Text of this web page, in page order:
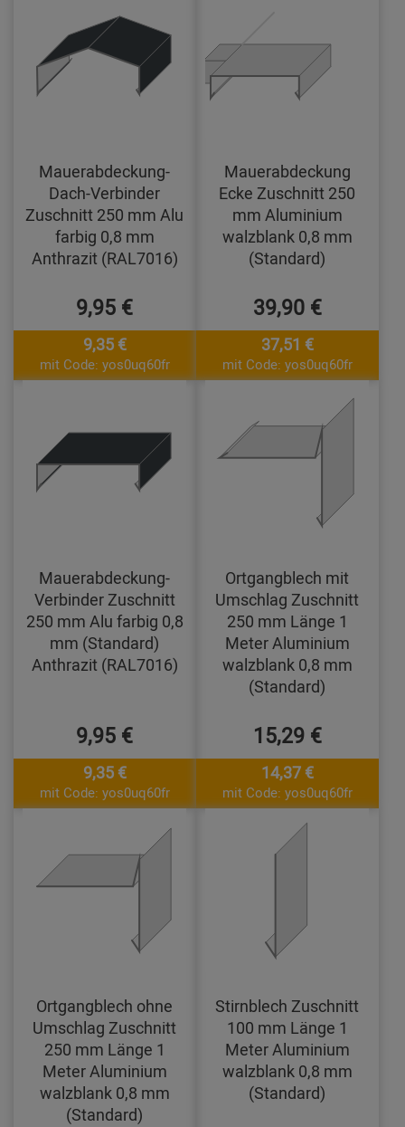
Mauerabdeckung-
Dach-Verbinder
Zuschnitt 250 mm Alu
farbig 0,8 mm
Anthrazit (RAL7016)
9,95 €
9,35 €
mit Code: yos0uq60fr
Mauerabdeckung
Ecke Zuschnitt 250
mm Aluminium
walzblank 0,8 mm
(Standard)
39,90 €
37,51 €
mit Code: yos0uq60fr
Mauerabdeckung-
Verbinder Zuschnitt
250 mm Alu farbig 0,8
mm (Standard)
Anthrazit (RAL7016)
9,95 €
9,35 €
mit Code: yos0uq60fr
Ortgangblech mit
Umschlag Zuschnitt
250 mm Länge 1
Meter Aluminium
walzblank 0,8 mm
(Standard)
15,29 €
14,37 €
mit Code: yos0uq60fr
Ortgangblech ohne
Umschlag Zuschnitt
250 mm Länge 1
Meter Aluminium
walzblank 0,8 mm
(Standard)
Stirnblech Zuschnitt
100 mm Länge 1
Meter Aluminium
walzblank 0,8 mm
(Standard)